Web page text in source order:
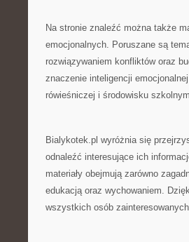
Na stronie znaleźć można także
emocjonalnych. Poruszane są
rozwiązywaniem konfliktów oraz
znaczenie inteligencji
rówieśniczej i środowisku
Bialykotek.pl wyróżnia się
odnaleźć interesujące ich
materiały obejmują zarówno
edukacją oraz wychowaniem.
wszystkich osób